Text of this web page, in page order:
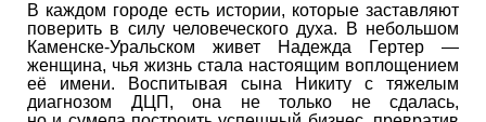
В каждом городе есть истории, которые заставляют
поверить в силу человеческого духа. В небольшом
Каменске-Уральском живет Надежда Гертер —
женщина, чья жизнь стала настоящим воплощением
её имени. Воспитывая сына Никиту с тяжелым
диагнозом ДЦП, она не только не сдалась,